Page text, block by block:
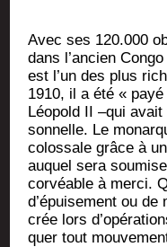
Avec ses 120.000
dans l’ancien
est l’un des plus
1910, il a été «
Léo­pold II –qui
son­nelle. Le
colos­sale grâce à
auquel sera
cor­véable à mer­ci.
d’épuisement ou
crée lors
quer tout